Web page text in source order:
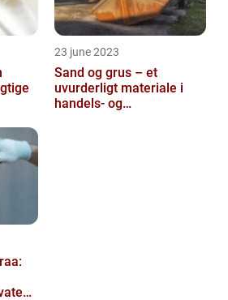
23 june 2023
Sand og grus – et
uvurderligt materiale i
handels- og